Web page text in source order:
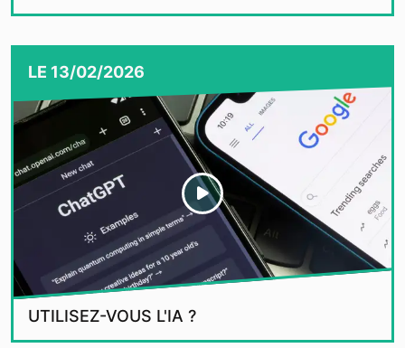
LE 13/02/2026
UTILISEZ-VOUS L'IA ?